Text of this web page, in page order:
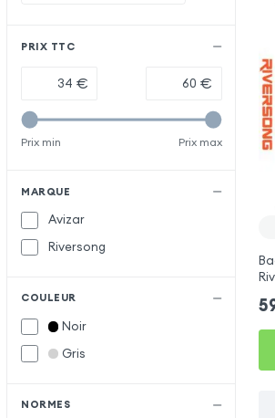
PRIX TTC
€ €
Prix min Prix max
MARQUE
Avizar
Riversong
COULEUR
Noir
Gris
NORMES